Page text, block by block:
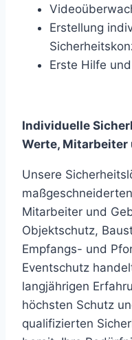
Erstellung
Erste Hilfe
Individuelle
Werte, Mitarbeiter
Unsere
Mitarbeiter und
Objektschutz,
Empfangs- und
Eventschutz
langjährigen
höchsten Schutz
qualifizierten